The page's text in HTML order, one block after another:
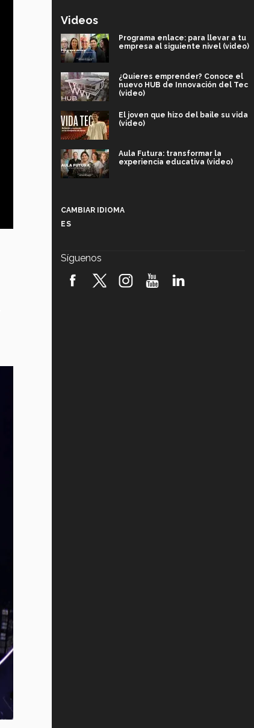
Videos
Programa enlace: para llevar a tu
empresa al siguiente nivel (video)
¿Quieres emprender? Conoce el
nuevo HUB de Innovación del Tec
(video)
El joven que hizo del baile su vida
(video)
Aula Futura: transformar la
experiencia educativa (video)
robótica FIRST 2026! (video)
CAMBIAR IDIOMA
ES
Síguenos